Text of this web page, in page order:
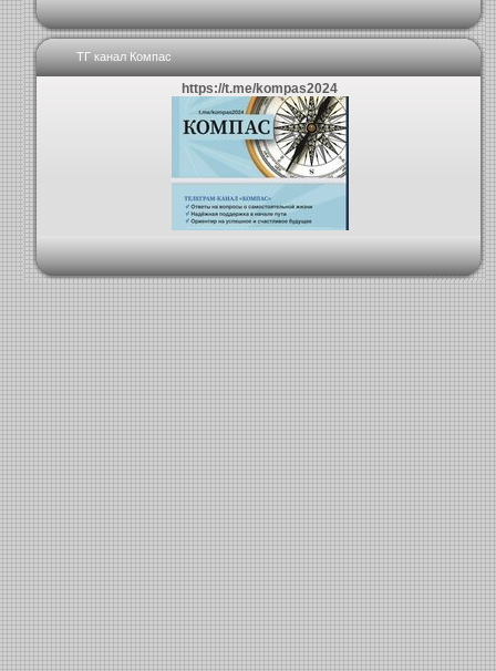
ТГ канал Компас
https://t.me/kompas2024